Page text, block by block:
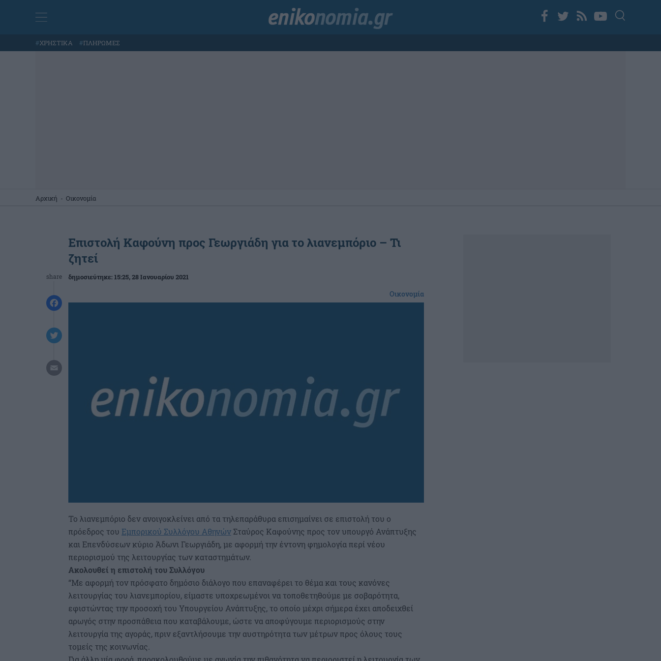
#ΧΡΗΣΤΙΚΑ #ΠΛΗΡΩΜΕΣ
Αρχική - Οικονομία
share
Επιστολή Καφούνη προς Γεωργιάδη για το λιανεμπόριο – Τι
ζητεί
δημοσιεύτηκε:15:25, 28 Ιανουαρίου 2021
Οικονομία
Το λιανεμπόριο δεν ανοιγοκλείνει από τα τηλεπαράθυρα επισημαίνει σε επιστολή του ο
πρόεδρος του Εμπορικού Συλλόγου Αθηνών Σταύρος Καφούνης προς τον υπουργό Ανάπτυξης
και Επενδύσεων κύριο Άδωνι Γεωργιάδη, με αφορμή την έντονη φημολογία περί νέου
περιορισμού της λειτουργίας των καταστημάτων.
Ακολουθεί η επιστολή του Συλλόγου
“Με αφορμή τον πρόσφατο δημόσιο διάλογο που επαναφέρει το θέμα και τους κανόνες
λειτουργίας του λιανεμπορίου, είμαστε υποχρεωμένοι να τοποθετηθούμε με σοβαρότητα,
εφιστώντας την προσοχή του Υπουργείου Ανάπτυξης, το οποίο μέχρι σήμερα έχει αποδειχθεί
αρωγός στην προσπάθεια που καταβάλουμε, ώστε να αποφύγουμε περιορισμούς στην
λειτουργία της αγοράς, πριν εξαντλήσουμε την αυστηρότητα των μέτρων προς όλους τους
τομείς της κοινωνίας.